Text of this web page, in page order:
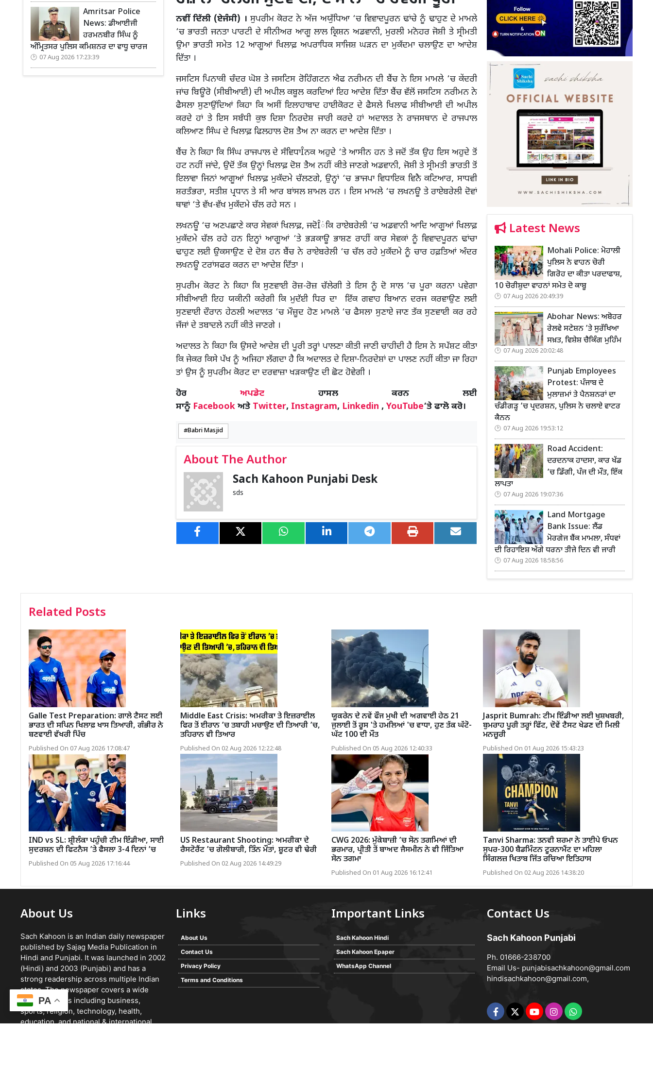
Amritsar Police
News: ਡੀਆਈਜੀ
ਹਰਮਨਬੀਰ ਸਿੰਘ ਨੂੰ
ਅੰਮ੍ਰਿਤਸਰ ਪੁਲਿਸ ਕਮਿਸ਼ਨਰ ਦਾ ਵਾਧੂ ਚਾਰਜ
07 Aug 2026 17:23:39
ਨਵੀਂ ਦਿੱਲੀ (ਏਜੰਸੀ) । ਸੁਪਰੀਮ ਕੋਰਟ ਨੇ ਅੱਜ ਅਯੁੱਧਿਆ ‘ਚ ਵਿਵਾਦਪੂਰਨ ਢਾਂਚੇ ਨੂੰ ਢਾਹੁਣ ਦੇ ਮਾਮਲੇ
‘ਚ ਭਾਰਤੀ ਜਨਤਾ ਪਾਰਟੀ ਦੇ ਸੀਨੀਅਰ ਆਗੂ ਲਾਲ ਕ੍ਰਿਸ਼ਨ ਅਡਵਾਨੀ, ਮੁਰਲੀ ਮਨੋਹਰ ਜੋਸ਼ੀ ਤੇ ਸ੍ਰੀਮਤੀ
ਉਮਾ ਭਾਰਤੀ ਸਮੇਤ 12 ਆਗੂਆਂ ਖਿਲਾਫ਼ ਅਪਰਾਧਿਕ ਸਾਜਿਸ਼ ਘੜਨ ਦਾ ਮੁਕੱਦਮਾ ਚਲਾਉਣ ਦਾ ਆਦੇਸ਼
ਦਿੱਤਾ ।
ਜਸਟਿਸ ਪਿਨਾਕੀ ਚੰਦਰ ਘੋਸ਼ ਤੇ ਜਸਟਿਸ ਰੋਹਿੰਗਟਨ ਐਫ ਨਰੀਮਨ ਦੀ ਬੈਂਚ ਨੇ ਇਸ ਮਾਮਲੇ ‘ਚ ਕੇਂਦਰੀ
ਜਾਂਚ ਬਿਊਰੋ (ਸੀਬੀਆਈ) ਦੀ ਅਪੀਲ ਕਬੂਲ ਕਰਦਿਆਂ ਇਹ ਆਦੇਸ਼ ਦਿੱਤਾ ਬੈਂਚ ਵੱਲੋਂ ਜਸਟਿਸ ਨਰੀਮਨ ਨੇ
ਫੈਸਲਾ ਸੁਣਾਉਂਦਿਆਂ ਕਿਹਾ ਕਿ ਅਸੀਂ ਇਲਾਹਾਬਾਦ ਹਾਈਕੋਰਟ ਦੇ ਫੈਸਲੇ ਖਿਲਾਫ ਸੀਬੀਆਈ ਦੀ ਅਪੀਲ
ਕਰਦੇ ਹਾਂ ਤੇ ਇਸ ਸਬੰਧੀ ਕੁਝ ਦਿਸ਼ਾ ਨਿਰਦੇਸ਼ ਜਾਰੀ ਕਰਦੇ ਹਾਂ ਅਦਾਲਤ ਨੇ ਰਾਜਸਥਾਨ ਦੇ ਰਾਜਪਾਲ
ਕਲਿਆਣ ਸਿੰਘ ਦੇ ਖਿਲਾਫ਼ ਫਿਲਹਾਲ ਦੋਸ਼ ਤੈਅ ਨਾ ਕਰਨ ਦਾ ਆਦੇਸ਼ ਦਿੱਤਾ ।
ਬੈਂਚ ਨੇ ਕਿਹਾ ਕਿ ਸਿੰਘ ਰਾਜਪਾਲ ਦੇ ਸੰਵਿਧਾÎਨਕ ਅਹੁਦੇ ‘ਤੇ ਆਸੀਨ ਹਨ ਤੇ ਜਦੋਂ ਤੱਕ ਉਹ ਇਸ ਅਹੁਦੇ ਤੋਂ
ਹਟ ਨਹੀਂ ਜਾਂਦੇ, ਉਦੋਂ ਤੱਕ ਉਨ੍ਹਾਂ ਖਿਲਾਫ਼ ਦੋਸ਼ ਤੈਅ ਨਹੀਂ ਕੀਤੇ ਜਾਣਗੇ ਅਡਵਾਨੀ, ਜੋਸ਼ੀ ਤੇ ਸ੍ਰੀਮਤੀ ਭਾਰਤੀ ਤੋਂ
ਇਲਾਵਾ ਜਿਨਾਂ ਆਗੂਆਂ ਖਿਲਾਫ਼ ਮੁਕੱਦਮੇ ਚੱਲਣਗੇ, ਉਨ੍ਹਾਂ ‘ਚ ਭਾਜਪਾ ਵਿਧਾਇਕ ਵਿਨੈ ਕਟਿਆਰ, ਸਾਧਵੀ
ਸ਼ਰਤੰਭਰਾ, ਸਤੀਸ਼ ਪ੍ਰਧਾਨ ਤੇ ਸੀ ਆਰ ਬਾਂਸਲ ਸ਼ਾਮਲ ਹਨ । ਇਸ ਮਾਮਲੇ ‘ਚ ਲਖਨਊ ਤੇ ਰਾਏਬਰੇਲੀ ਦੋਵਾਂ
ਥਾਵਾਂ ‘ਤੇ ਵੱਖ-ਵੱਖ ਮੁਕੱਦਮੇ ਚੱਲ ਰਹੇ ਸਨ ।
ਲਖਨਊ ‘ਚ ਅਣਪਛਾਣੇ ਕਾਰ ਸੇਵਕਾਂ ਖਿਲਾਫ਼, ਜਦੋÎਂਕਿ ਰਾਏਬਰੇਲੀ ‘ਚ ਅਡਵਾਨੀ ਆਦਿ ਆਗੂਆਂ ਖਿਲਾਫ਼
ਮੁਕੱਦਮੇ ਚੱਲ ਰਹੇ ਹਨ ਇਨ੍ਹਾਂ ਆਗੂਆਂ ‘ਤੇ ਭੜਕਾਊ ਭਾਸ਼ਣ ਰਾਹੀਂ ਕਾਰ ਸੇਵਕਾਂ ਨੂੰ ਵਿਵਾਦਪੂਰਨ ਢਾਂਚਾ
ਢਾਹੁਣ ਲਈ ਉਕਸਾਉਣ ਦੇ ਦੋਸ਼ ਹਨ ਬੈਂਚ ਨੇ ਰਾਏਬਰੇਲੀ ‘ਚ ਚੱਲ ਰਹੇ ਮੁਕੱਦਮੇ ਨੂੰ ਚਾਰ ਹਫ਼ਤਿਆਂ ਅੰਦਰ
ਲਖਨਊ ਟਰਾਂਸਫਰ ਕਰਨ ਦਾ ਆਦੇਸ਼ ਦਿੱਤਾ ।
ਸੁਪਰੀਮ ਕੋਰਟ ਨੇ ਕਿਹਾ ਕਿ ਸੁਣਵਾਈ ਰੋਜ਼-ਰੋਜ਼ ਚੱਲੇਗੀ ਤੇ ਇਸ ਨੂੰ ਦੋ ਸਾਲ ‘ਚ ਪੂਰਾ ਕਰਨਾ ਪਵੇਗਾ
ਸੀਬੀਆਈ ਇਹ ਯਕੀਨੀ ਕਰੇਗੀ ਕਿ ਮੁਦੱਈ ਧਿਰ ਦਾ ਇੱਕ ਗਵਾਹ ਬਿਆਨ ਦਰਜ ਕਰਵਾਉਣ ਲਈ
ਸੁਣਵਾਈ ਦੌਰਾਨ ਹੇਠਲੀ ਅਦਾਲਤ ‘ਚ ਮੌਜ਼ੂਦ ਹੋਣ ਮਾਮਲੇ ‘ਚ ਫੈਸਲਾ ਸੁਣਾਏ ਜਾਣ ਤੱਕ ਸੁਣਵਾਈ ਕਰ ਰਹੇ
ਜੱਜਾਂ ਦੇ ਤਬਾਦਲੇ ਨਹੀਂ ਕੀਤੇ ਜਾਣਗੇ ।
ਅਦਾਲਤ ਨੇ ਕਿਹਾ ਕਿ ਉਸਦੇ ਆਦੇਸ਼ ਦੀ ਪੂਰੀ ਤਰ੍ਹਾਂ ਪਾਲਣਾ ਕੀਤੀ ਜਾਣੀ ਚਾਹੀਦੀ ਹੈ ਇਸ ਨੇ ਸਪੱਸ਼ਟ ਕੀਤਾ
ਕਿ ਜੇਕਰ ਕਿਸੇ ਪੱਖ ਨੂੰ ਅਜਿਹਾ ਲੱਗਦਾ ਹੈ ਕਿ ਅਦਾਲਤ ਦੇ ਦਿਸ਼ਾ-ਨਿਰਦੇਸ਼ਾਂ ਦਾ ਪਾਲਣ ਨਹੀਂ ਕੀਤਾ ਜਾ ਰਿਹਾ
ਤਾਂ ਉਸ ਨੂੰ ਸੁਪਰੀਮ ਕੋਰਟ ਦਾ ਦਰਵਾਜ਼ਾ ਖੜਕਾਉਣ ਦੀ ਛੋਟ ਹੋਵੇਗੀ ।
ਹੋਰਅਪਡੇਟ ਹਾਸਲ ਕਰਨ ਲਈ
ਸਾਨੂੰ Facebook ਅਤੇ Twitter, Instagram, Linkedin , YouTube‘ਤੇ ਫਾਲੋ ਕਰੋ।
Babri Masjid
About The Author
Sach Kahoon Punjabi Desk
sds
Latest News
Mohali Police: ਮੋਹਾਲੀ
ਪੁਲਿਸ ਨੇ ਵਾਹਨ ਚੋਰੀ
ਗਿਰੋਹ ਦਾ ਕੀਤਾ ਪਰਦਾਫਾਸ਼,
10 ਚੋਰੀਸ਼ੁਦਾ ਵਾਹਨਾਂ ਸਮੇਤ ਦੋ ਕਾਬੂ
07 Aug 2026 20:49:39
Abohar News: ਅਬੋਹਰ
ਰੇਲਵੇ ਸਟੇਸ਼ਨ ’ਤੇ ਸੁਰੱਖਿਆ
ਸਖ਼ਤ, ਵਿਸ਼ੇਸ਼ ਚੈਕਿੰਗ ਮੁਹਿੰਮ
07 Aug 2026 20:02:48
Punjab Employees
Protest: ਪੰਜਾਬ ਦੇ
ਮੁਲਾਜ਼ਮਾਂ ਤੇ ਪੈਨਸ਼ਨਰਾਂ ਦਾ
ਚੰਡੀਗੜ੍ਹ ’ਚ ਪ੍ਰਦਰਸ਼ਨ, ਪੁਲਿਸ ਨੇ ਚਲਾਏ ਵਾਟਰ
ਕੈਨਨ
07 Aug 2026 19:53:12
Road Accident:
ਦਰਦਨਾਕ ਹਾਦਸਾ, ਕਾਰ ਖੱਡ
’ਚ ਡਿੱਗੀ, ਪੰਜ ਦੀ ਮੌਤ, ਇੱਕ
ਲਾਪਤਾ
07 Aug 2026 19:07:36
Land Mortgage
Bank Issue: ਲੈਂਡ
ਮੋਰਗੇਜ ਬੈਂਕ ਮਾਮਲਾ, ਸੰਧਵਾਂ
ਦੀ ਰਿਹਾਇਸ਼ ਅੱਗੇ ਧਰਨਾ ਤੀਜੇ ਦਿਨ ਵੀ ਜਾਰੀ
07 Aug 2026 18:58:56
Related Posts
Galle Test Preparation: ਗਾਲੇ ਟੈਸਟ ਲਈ
ਭਾਰਤ ਦੀ ਸਪਿਨ ਖਿਲਾਫ਼ ਖਾਸ ਤਿਆਰੀ, ਗੰਭੀਰ ਨੇ
ਬਣਵਾਈ ਵੱਖਰੀ ਪਿੱਚ
Published On 07 Aug 2026 17:08:47
Middle East Crisis: ਅਮਰੀਕਾ ਤੇ ਇਜ਼ਰਾਈਲ
ਫਿਰ ਤੋਂ ਈਰਾਨ ’ਚ ਤਬਾਹੀ ਮਚਾਉਣ ਦੀ ਤਿਆਰੀ ’ਚ,
ਤਹਿਰਾਨ ਵੀ ਤਿਆਰ
Published On 02 Aug 2026 12:22:48
ਯੂਕਰੇਨ ਦੇ ਨਵੇਂ ਫੌਜ ਮੁਖੀ ਦੀ ਅਗਵਾਈ ਹੇਠ 21
ਜੁਲਾਈ ਤੋਂ ਰੂਸ 'ਤੇ ਹਮਲਿਆਂ 'ਚ ਵਾਧਾ, ਹੁਣ ਤੱਕ ਘੱਟੋ-
ਘੱਟ 100 ਦੀ ਮੌਤ
Published On 05 Aug 2026 12:40:33
Jasprit Bumrah: ਟੀਮ ਇੰਡੀਆ ਲਈ ਖੁਸ਼ਖਬਰੀ,
ਬੁਮਰਾਹ ਪੂਰੀ ਤਰ੍ਹਾਂ ਫਿੱਟ, ਦੋਵੇਂ ਟੈਸਟ ਖੇਡਣ ਦੀ ਮਿਲੀ
ਮਨਜ਼ੂਰੀ
Published On 01 Aug 2026 15:43:23
IND vs SL: ਸ਼੍ਰੀਲੰਕਾ ਪਹੁੰਚੀ ਟੀਮ ਇੰਡੀਆ, ਸਾਈ
ਸੁਦਰਸ਼ਨ ਦੀ ਫਿਟਨੈਸ ’ਤੇ ਫੈਸਲਾ 3-4 ਦਿਨਾਂ ’ਚ
Published On 05 Aug 2026 17:16:44
US Restaurant Shooting: ਅਮਰੀਕਾ ਦੇ
ਰੈਸਟੋਰੈਂਟ ’ਚ ਗੋਲੀਬਾਰੀ, ਤਿੰਨ ਮੌਤਾਂ, ਸ਼ੂਟਰ ਵੀ ਢੇਰੀ
Published On 02 Aug 2026 14:49:29
CWG 2026: ਮੁੱਕੇਬਾਜ਼ੀ ’ਚ ਸੋਨ ਤਗਮਿਆਂ ਦੀ
ਭਰਮਾਰ, ਪ੍ਰੀਤੀ ਤੋਂ ਬਾਅਦ ਜੈਸਮੀਨ ਨੇ ਵੀ ਜਿੱਤਿਆ
ਸੋਨ ਤਗਮਾ
Published On 01 Aug 2026 16:12:41
Tanvi Sharma: ਤਨਵੀ ਸ਼ਰਮਾ ਨੇ ਤਾਈਪੇ ਓਪਨ
ਸੁਪਰ-300 ਬੈਡਮਿੰਟਨ ਟੂਰਨਾਮੈਂਟ ਦਾ ਮਹਿਲਾ
ਸਿੰਗਲਜ਼ ਖਿਤਾਬ ਜਿੱਤ ਰਚਿਆ ਇਤਿਹਾਸ
Published On 02 Aug 2026 14:38:20
About Us
Sach Kahoon is an Indian daily newspaper
published by Sajag Media Publication in
Hindi and Punjabi. It was launched in 2002
(Hindi) and 2003 (Punjabi) and has a
strong readership across multiple Indian
states. The newspaper covers a wide
range of topics including business,
sports, religion, technology, health,
education, and national & international
Links
About Us
Contact Us
Privacy Policy
Terms and Conditions
Important Links
Sach Kahoon Hindi
Sach Kahoon Epaper
WhatsApp Channel
Contact Us
Sach Kahoon Punjabi
Ph. 01666-238700
Email Us- punjabisachkahoon@gmail.com
hindisachkahoon@gmail.com,
PA